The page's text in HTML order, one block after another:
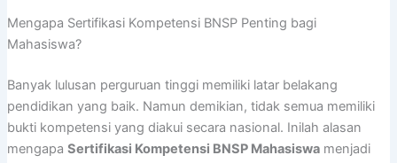
Mengapa Sertifikasi Kompetensi BNSP Penting bagi
Mahasiswa?
Banyak lulusan perguruan tinggi memiliki latar belakang
pendidikan yang baik. Namun demikian, tidak semua memiliki
bukti kompetensi yang diakui secara nasional. Inilah alasan
mengapa Sertifikasi Kompetensi BNSP Mahasiswamenjadi